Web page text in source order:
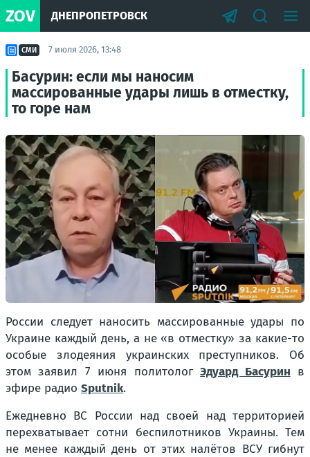
ZOV ДНЕПРОПЕТРОВСК
СМИ 7 июля 2026, 13:48
Басурин: если мы наносим
массированные удары лишь в отместку,
то горе нам
России следует наносить массированные удары по
Украине каждый день, а не «в отместку» за какие-то
особые злодеяния украинских преступников. Об
этом заявил 7 июня политологЭдуард Басурин в
эфире радио Sputnik.
Ежедневно ВС России над своей над территорией
перехватывает сотни беспилотников Украины. Тем
не менее каждый день от этих налётов ВСУ гибнут